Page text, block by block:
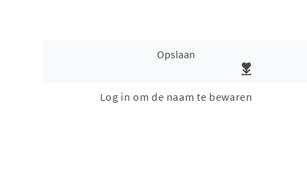
Opslaan
Log in om de naam te bewaren